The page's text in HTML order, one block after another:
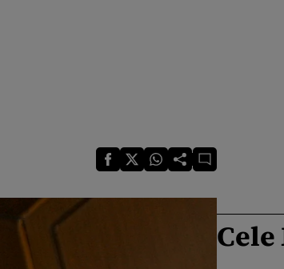
Cele